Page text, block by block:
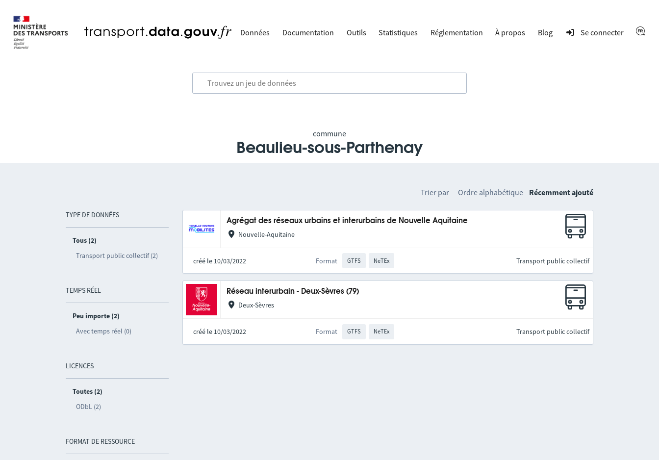
Données Documentation Outils Statistiques Réglementation À propos Blog Se connecter
commune
Beaulieu-sous-Parthenay
TYPE DE DONNÉES
Tous (2)
Transport public collectif (2)
TEMPS RÉEL
Peu importe (2)
Avec temps réel (0)
LICENCES
Toutes (2)
ODbL (2)
FORMAT DE RESSOURCE
Trier par Ordre alphabétique Récemment ajouté
Agrégat des réseaux urbains et interurbains de Nouvelle Aquitaine
Nouvelle-Aquitaine
créé le 10/03/2022 Format GTFS NeTEx Transport public collectif
Réseau interurbain - Deux-Sèvres (79)
Deux-Sèvres
créé le 10/03/2022 Format GTFS NeTEx Transport public collectif